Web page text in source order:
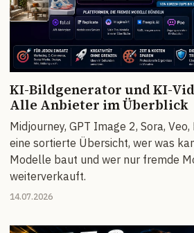
KI-Bildgenerator und KI-
Alle Anbieter im Überblick
Midjourney, GPT Image 2, Sora, Veo,
eine sortierte Übersicht, wer was
Modelle baut und wer nur fremde
weiterverkauft.
14.07.2026